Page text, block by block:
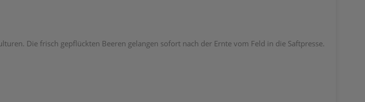
Die frisch gepflückten Beeren gelangen sofort nach der Ernte vom Feld in die Saftpresse.